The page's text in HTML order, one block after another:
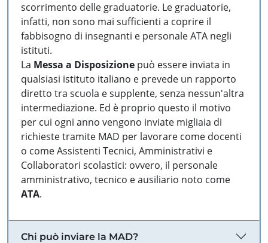
scorrimento delle graduatorie. Le graduatorie,
infatti, non sono mai sufficienti a coprire il
fabbisogno di insegnanti e personale ATA negli
istituti.
La Messa a Disposizione può essere inviata in
qualsiasi istituto italiano e prevede un rapporto
diretto tra scuola e supplente, senza nessun'altra
intermediazione. Ed è proprio questo il motivo
per cui ogni anno vengono inviate migliaia di
richieste tramite MAD per lavorare come docenti
o come Assistenti Tecnici, Amministrativi e
Collaboratori scolastici: ovvero, il personale
amministrativo, tecnico e ausiliario noto come
ATA.
Chi può inviare la MAD?